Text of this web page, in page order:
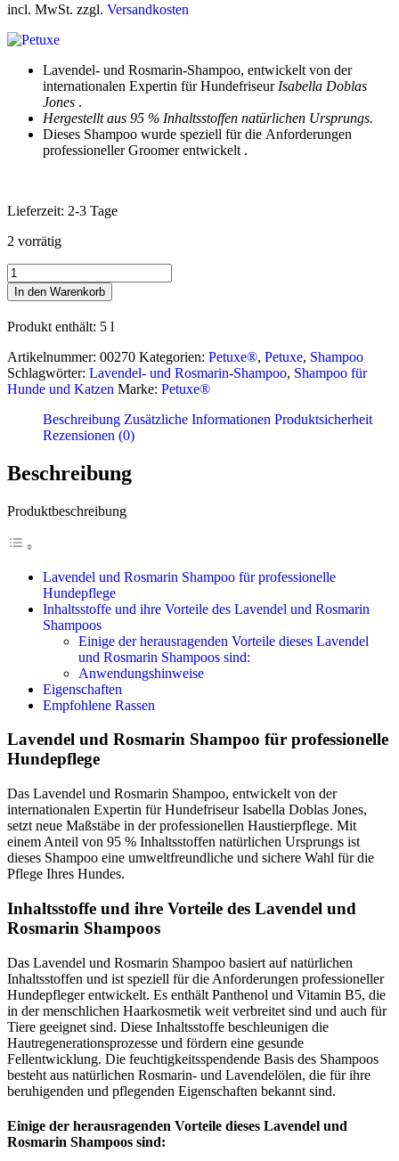
incl. MwSt. zzgl. Versandkosten
Lavendel- und Rosmarin-Shampoo, entwickelt von der
internationalen Expertin für Hundefriseur Isabella Doblas
Jones .
Hergestellt aus 95 % Inhaltsstoffen natürlichen Ursprungs.
Dieses Shampoo wurde speziell für die Anforderungen
professioneller Groomer entwickelt .
Lieferzeit: 2-3 Tage
2 vorrätig
Petuxe®
Lavendel
und
Rosmarin
Shampoo
für
Hunde
und
Katzen
Menge
In den Warenkorb
Produkt enthält: 5 l
Artikelnummer: 00270 Kategorien: Petuxe®, Petuxe, Shampoo
Schlagwörter: Lavendel- und Rosmarin-Shampoo, Shampoo für
Hunde und Katzen Marke: Petuxe®
Beschreibung Zusätzliche Informationen Produktsicherheit
Rezensionen (0)
Beschreibung
Produktbeschreibung
Lavendel und Rosmarin Shampoo für professionelle
Hundepflege
Inhaltsstoffe und ihre Vorteile des Lavendel und Rosmarin
Shampoos
Einige der herausragenden Vorteile dieses Lavendel
und Rosmarin Shampoos sind:
Anwendungshinweise
Eigenschaften
Empfohlene Rassen
Lavendel und Rosmarin Shampoo für professionelle
Hundepflege
Das Lavendel und Rosmarin Shampoo, entwickelt von der
internationalen Expertin für Hundefriseur Isabella Doblas Jones,
setzt neue Maßstäbe in der professionellen Haustierpflege. Mit
einem Anteil von 95 % Inhaltsstoffen natürlichen Ursprungs ist
dieses Shampoo eine umweltfreundliche und sichere Wahl für die
Pflege Ihres Hundes.
Inhaltsstoffe und ihre Vorteile des Lavendel und
Rosmarin Shampoos
Das Lavendel und Rosmarin Shampoo basiert auf natürlichen
Inhaltsstoffen und ist speziell für die Anforderungen professioneller
Hundepfleger entwickelt. Es enthält Panthenol und Vitamin B5, die
in der menschlichen Haarkosmetik weit verbreitet sind und auch für
Tiere geeignet sind. Diese Inhaltsstoffe beschleunigen die
Hautregenerationsprozesse und fördern eine gesunde
Fellentwicklung. Die feuchtigkeitsspendende Basis des Shampoos
besteht aus natürlichen Rosmarin- und Lavendelölen, die für ihre
beruhigenden und pflegenden Eigenschaften bekannt sind.
Einige der herausragenden Vorteile dieses Lavendel und
Rosmarin Shampoos sind: